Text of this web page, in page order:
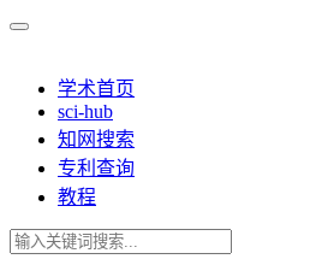
学术首页
sci-hub
知网搜索
专利查询
教程